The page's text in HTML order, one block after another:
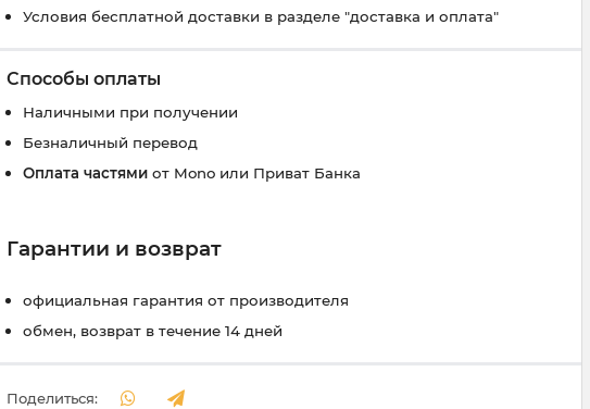
Условия бесплатной доставки в разделе "доставка и оплата"
Способы оплаты
Наличными при получении
Безналичный перевод
Оплата частями от Mono или Приват Банка
Гарантии и возврат
официальная гарантия от производителя
обмен, возврат в течение 14 дней
Поделиться: